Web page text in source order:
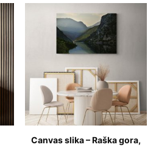
Canvas slika – Raška gora,